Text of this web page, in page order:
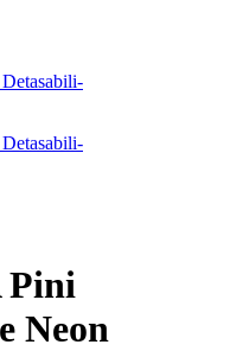
Pini
Neon